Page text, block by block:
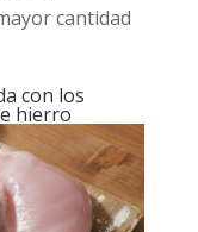
cantidad
con los
hierro